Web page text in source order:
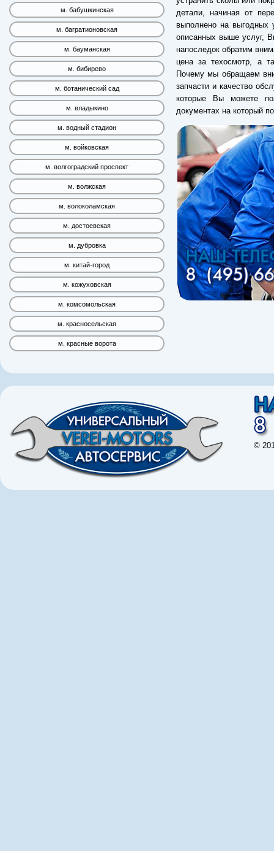
м. бабушкинская
м. багратионовская
м. бауманская
м. бибирево
м. ботанический сад
м. владыкино
м. водный стадион
м. войковская
м. волгоградский проспект
м. волжская
м. волоколамская
м. достоевская
м. дубровка
м. китай-город
м. кожуховская
м. комсомольская
м. красносельская
м. красные ворота
детали, начиная от
выполнено на выгодных
описанных выше услуг,
напоследок обратим
цена за техосмотр, а
Почему мы обращаем
запчасти и качество
которые Вы можете
документах на который
©